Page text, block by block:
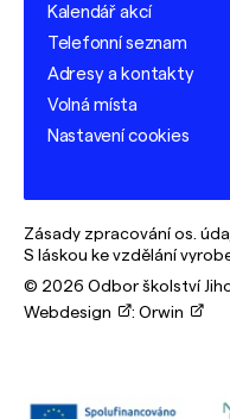
Kalendář akcí
Telefonní seznam
Adresy a kontakty
Volná místa
Nastavení cookies
Zásady zpracování os.
S láskou ke vzdělání
© 2026 Odbor školství
Webdesign
: Orwin